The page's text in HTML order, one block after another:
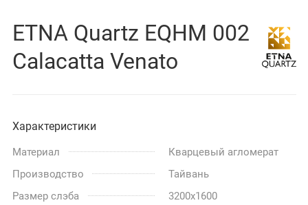
ETNA Quartz EQHM 002
Calacatta Venato
Характеристики
Материал
Кварцевый агломерат
Производство
Тайвань
Размер слэба
3200x1600